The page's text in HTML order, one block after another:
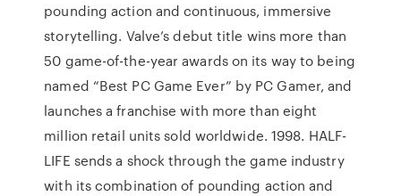
pounding action and continuous, immersive
storytelling. Valve’s debut title wins more than
50 game-of-the-year awards on its way to being
named “Best PC Game Ever” by PC Gamer, and
launches a franchise with more than eight
million retail units sold worldwide. 1998. HALF-
LIFE sends a shock through the game industry
with its combination of pounding action and